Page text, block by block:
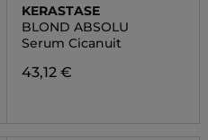
KERASTASE
BLOND ABSOLU
Serum Cicanuit
43,12 €